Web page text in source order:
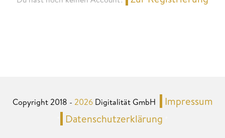
Copyright 2018 - 2026 Digitalität GmbH Impressum
Datenschutzerklärung